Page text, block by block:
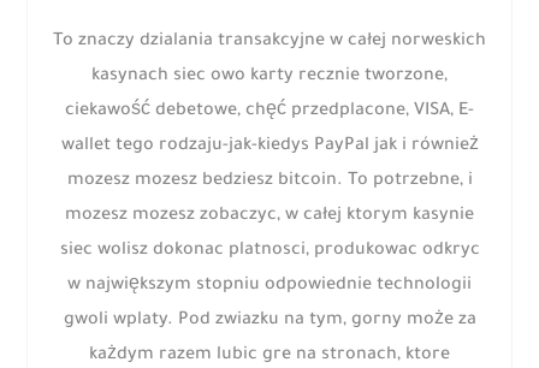
To znaczy dzialania transakcyjne w całej norweskich
kasynach siec owo karty recznie tworzone,
ciekawość debetowe, chęć przedplacone, VISA, E-
wallet tego rodzaju-jak-kiedys PayPal jak i również
mozesz mozesz bedziesz bitcoin. To potrzebne, i
mozesz mozesz zobaczyc, w całej ktorym kasynie
siec wolisz dokonac platnosci, produkowac odkryc
w największym stopniu odpowiednie technologii
gwoli wplaty. Pod zwiazku na tym, gorny może za
każdym razem lubic gre na stronach, ktore